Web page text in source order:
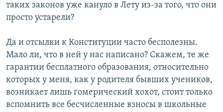
таких законов уже кануло в Лету из-за того, что они
просто устарели?
Да и отсылки к Конституции часто бесполезны.
Мало ли, что в ней у нас написано? Скажем, те же
гарантии бесплатного образования, относительно
которых у меня, как у родителя бывших учеников,
возникает лишь гомерический хохот, стоит только
вспомнить все бесчисленные взносы в школьные